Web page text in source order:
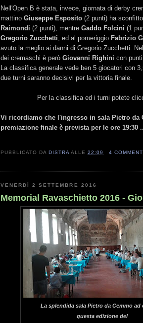
Nell'Open B è stata, invece, giornata di derby
mattino Giuseppe Esposito (2 punti) ha
Raimondi (2 punti), mentre Gaddo Folcini (1
Gregorio Zucchetti, ed al pomeriggio Fabrizio
avuto la meglio ai danni di Gregorio Zucchetti.
dei cremaschi è però Giovanni Righini con
La classifica generale vede ben 5 giocatori con
due turni saranno decisivi per la vittoria finale.
Per la classifica ed i turni potete
Vi ricordiamo che l'ingresso in sala Pietro da
premiazione finale è prevista per le ore 19:30
PUBBLICATO DADISTRA ALLE22:09 4
VENERDÌ 2 SETTEMBRE 2016
Memorial Ravaschietto 2016 -
La splendida sala Pietro da Cemmo ad
questa edizione del